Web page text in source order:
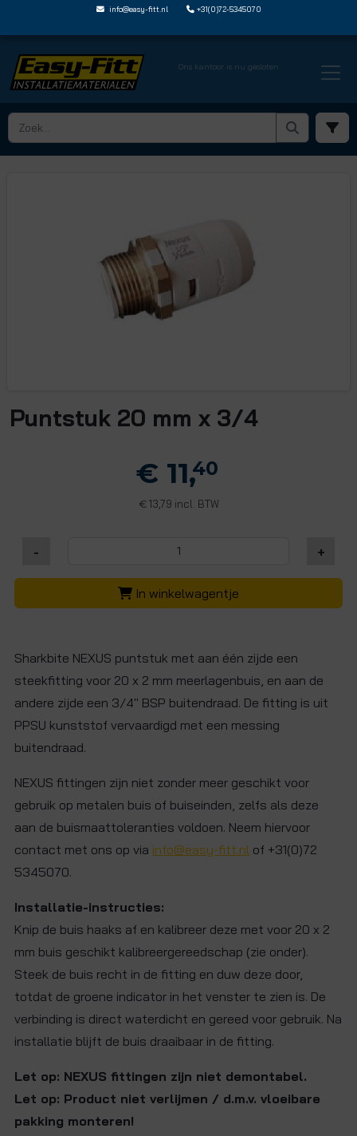
info@easy-fitt.nl +31(0)72-5345070
Ons kantoor is nu gesloten
HOME › SHARKBITE NEXUS STEEKFITTINGEN › NEXUS PUNTSTUKKEN › SN012034MB
Puntstuk 20 mm x 3/4
€ 11,40
€13,79 incl. BTW
- +
In winkelwagentje
Sharkbite NEXUS puntstuk met aan één zijde een
steekfitting voor 20 x 2 mm meerlagenbuis, en aan de
andere zijde een 3/4" BSP buitendraad. De fitting is uit
PPSU kunststof vervaardigd met een messing
buitendraad.
NEXUS fittingen zijn niet zonder meer geschikt voor
gebruik op metalen buis of buiseinden, zelfs als deze
aan de buismaattoleranties voldoen. Neem hiervoor
contact met ons op via info@easy-fitt.nl of +31(0)72
5345070.
Installatie-instructies:
Knip de buis haaks af en kalibreer deze met voor 20 x 2
mm buis geschikt kalibreergereedschap (zie onder).
Steek de buis recht in de fitting en duw deze door,
totdat de groene indicator in het venster te zien is. De
verbinding is direct waterdicht en gereed voor gebruik. Na
installatie blijft de buis draaibaar in de fitting.
Let op: NEXUS fittingen zijn niet demontabel.
Let op: Product niet verlijmen / d.m.v. vloeibare
pakking monteren!